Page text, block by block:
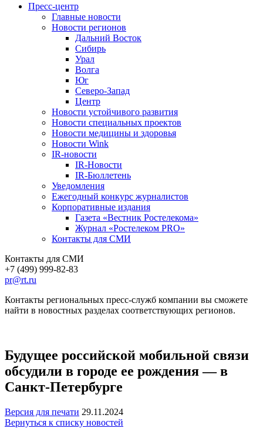
Пресс-центр
Главные новости
Новости регионов
Дальний Восток
Сибирь
Урал
Волга
Юг
Северо-Запад
Центр
Новости устойчивого развития
Новости специальных проектов
Новости медицины и здоровья
Новости Wink
IR-новости
IR-Новости
IR-Бюллетень
Уведомления
Ежегодный конкурс журналистов
Корпоративные издания
Газета «Вестник Ростелекома»
Журнал «Ростелеком PRO»
Контакты для СМИ
Контакты для СМИ
+7 (499) 999-82-83
pr@rt.ru
Контакты региональных пресс-служб компании вы сможете
найти в новостных разделах соответствующих регионов.
Будущее российской мобильной связи
обсудили в городе ее рождения — в
Санкт-Петербурге
Версия для печати 29.11.2024
Вернуться к списку новостей